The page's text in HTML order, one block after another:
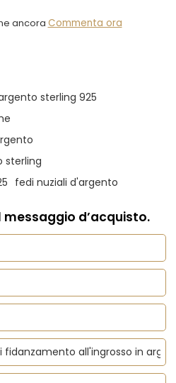
ancora Commenta ora
sterling 925
sterling
fedi nuziali d'argento
d’acquisto.